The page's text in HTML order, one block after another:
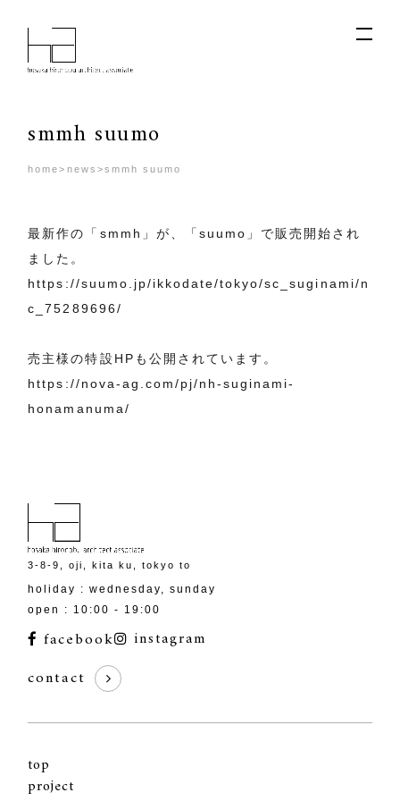
smmh suumo
home> news >smmh suumo
最新作の「smmh」が、「suumo」で販売開始され
ました。
https://suumo.jp/ikkodate/tokyo/sc_suginami/n
c_75289696/
売主様の特設HPも公開されています。
https://nova-ag.com/pj/nh-suginami-
honamanuma/
3-8-9, oji, kita ku, tokyo to
holiday : wednesday, sunday
open : 10:00 - 19:00
facebook instagram
contact
top
project